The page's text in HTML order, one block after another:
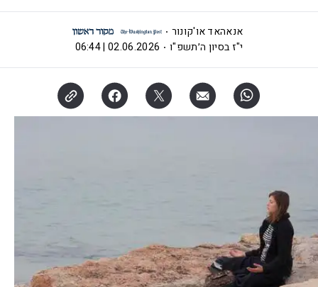
אנאהאד או'קונור
י"ז בסיון ה׳תשפ"ו
02.06.2026 | 06:44